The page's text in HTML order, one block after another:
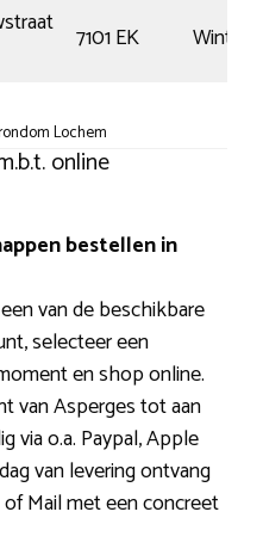
7101 EK
Lochem
online
bestellen in
van de beschikbare
selecteer een
en shop online.
van Asperges tot aan
via o.a. Paypal, Apple
van levering ontvang
Mail met een concreet